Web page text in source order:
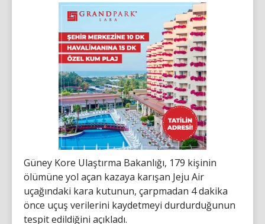
Güney Kore Ulaştırma Bakanlığı, 179 kişinin
ölümüne yol açan kazaya karışan Jeju Air
uçağındaki kara kutunun, çarpmadan 4 dakika
önce uçuş verilerini kaydetmeyi durdurduğunun
tespit edildiğini açıkladı.